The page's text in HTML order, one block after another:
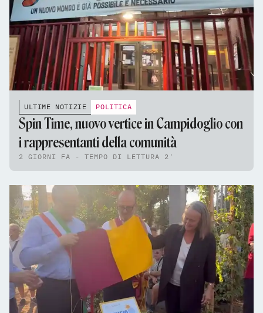
ULTIME NOTIZIE POLITICA
Spin Time, nuovo vertice in Campidoglio con
i rappresentanti della comunità
2 GIORNI FA - TEMPO DI LETTURA 2'